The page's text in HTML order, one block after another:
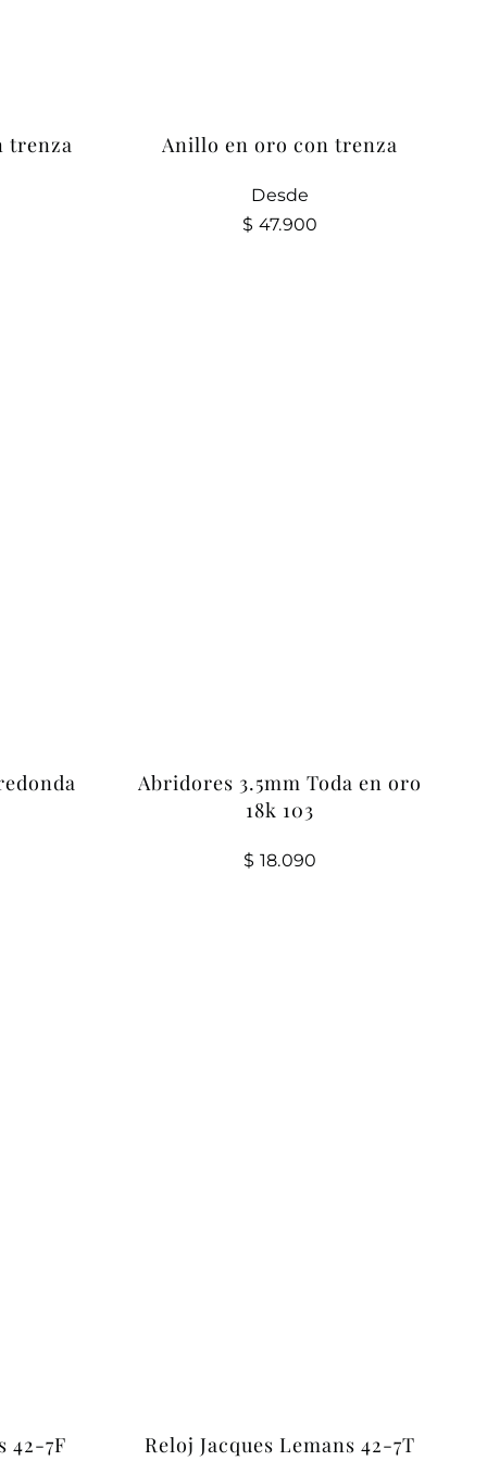
trenza Anillo en oro con trenza
Desde
$ 47.900
Abridores 3.5mm Toda en oro
18k 103
$ 18.090
42-7F Reloj Jacques Lemans 42-7T